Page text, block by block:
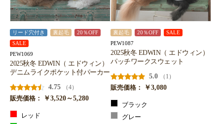
リード穴付き 裏起毛
20％OFF
SALE
PEW1069
2025秋冬 EDWIN（ エドウィン）
デニムライクポケット付パーカー
4.75
（4）
販売価格：
￥3,520～5,280
レッド
裏起毛 20％OFF SALE
PEW1087
2025秋冬 EDWIN（ エドウィン）
パッチワークスウェット
5.0
（1）
販売価格：
￥3,080
ブラック
グレー